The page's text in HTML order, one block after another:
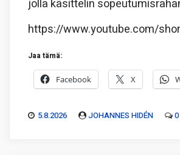
jolla käsittelin
https://www.youtube.com/
Jaa tämä:
Facebook X
5.8.2026 JOHANNES HIDÉN 0